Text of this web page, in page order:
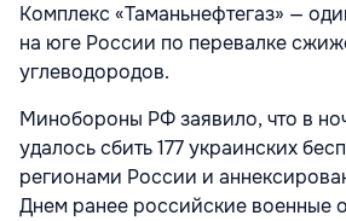
Комплекс «Таманьнефтегаз» —
на юге России по перевалке
углеводородов.
Минобороны РФ заявило, что в
удалось сбить 177 украинских
регионами России и
Днем ранее российские военные